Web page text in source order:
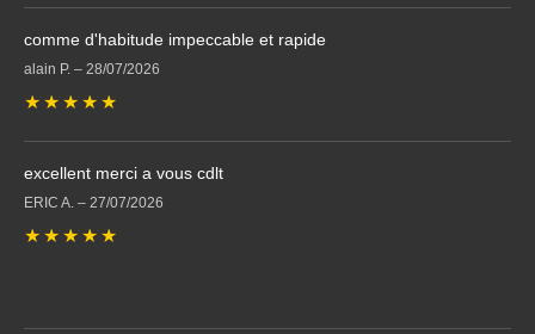
comme d'habitude impeccable et rapide
alain P. – 28/07/2026
★ ★ ★ ★ ★
excellent merci a vous cdlt
ERIC A. – 27/07/2026
★ ★ ★ ★ ★